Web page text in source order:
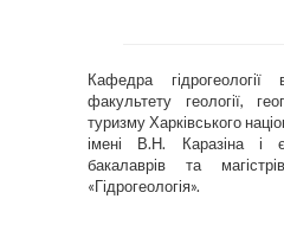
Кафедра
факультету геології,
туризму Харківського
імені В.Н. Каразіна і
бакалаврів та
«Гідрогеологія».